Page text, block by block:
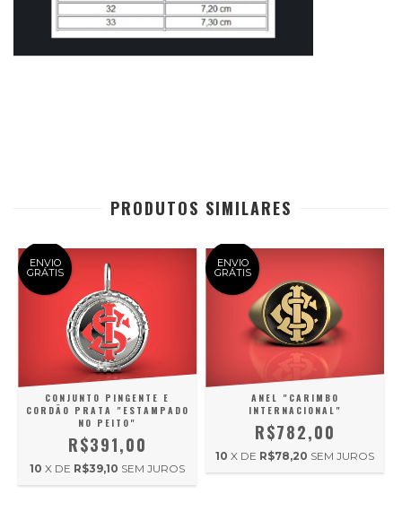
PRODUTOS SIMILARES
ENVIO
GRÁTIS
CONJUNTO PINGENTE E
CORDÃO PRATA "ESTAMPADO
NO PEITO"
R$391,00
10 X DE R$39,10 SEM JUROS
ENVIO
GRÁTIS
ANEL "CARIMBO
INTERNACIONAL"
R$782,00
10 X DE R$78,20 SEM JUROS